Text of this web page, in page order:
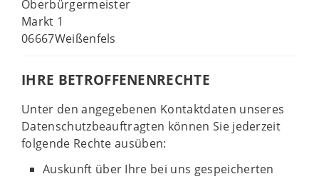
Oberbürgermeister
Markt 1
06667Weißenfels
IHRE BETROFFENENRECHTE
Unter den angegebenen Kontaktdaten unseres
Datenschutzbeauftragten können Sie jederzeit
folgende Rechte ausüben:
Auskunft über Ihre bei uns gespeicherten